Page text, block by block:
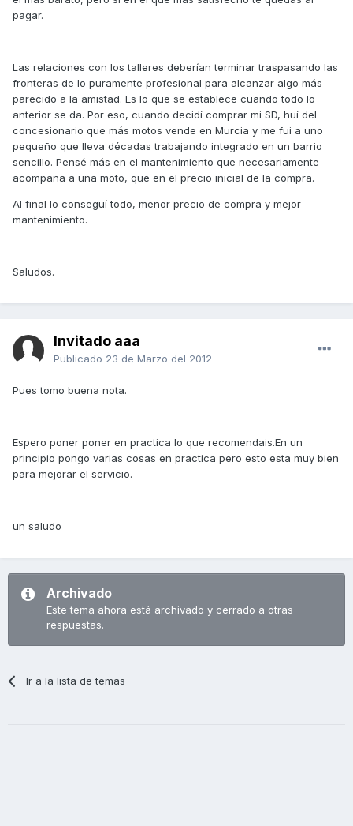
pagar.
Las relaciones con los talleres deberían terminar traspasando las
fronteras de lo puramente profesional para alcanzar algo más
parecido a la amistad. Es lo que se establece cuando todo lo
anterior se da. Por eso, cuando decidí comprar mi SD, huí del
concesionario que más motos vende en Murcia y me fui a uno
pequeño que lleva décadas trabajando integrado en un barrio
sencillo. Pensé más en el mantenimiento que necesariamente
acompaña a una moto, que en el precio inicial de la compra.
Al final lo conseguí todo, menor precio de compra y mejor
mantenimiento.
Saludos.
Invitado aaa
Publicado 23 de Marzo del 2012
Pues tomo buena nota.
Espero poner poner en practica lo que recomendais.En un
principio pongo varias cosas en practica pero esto esta muy bien
para mejorar el servicio.
un saludo
Archivado
Este tema ahora está archivado y cerrado a otras
respuestas.
Ir a la lista de temas